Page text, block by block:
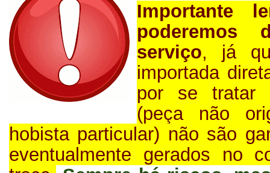
Importante
poderemos
serviço, já
importada
por se tratar
(peça não
hobista particular) não são
eventualmente gerados no